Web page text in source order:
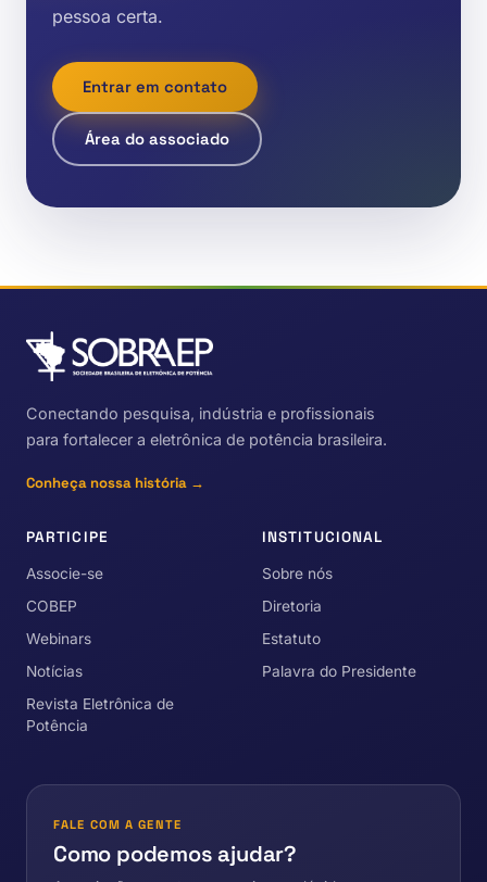
pessoa certa.
Entrar em contato
Área do associado
Conectando pesquisa, indústria e profissionais
para fortalecer a eletrônica de potência brasileira.
Conheça nossa história →
PARTICIPE
Associe-se
COBEP
Webinars
Notícias
Revista Eletrônica de
Potência
INSTITUCIONAL
Sobre nós
Diretoria
Estatuto
Palavra do Presidente
FALE COM A GENTE
Como podemos ajudar?